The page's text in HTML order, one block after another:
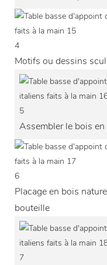
4
Motifs ou dessins
5
Assembler le bois
6
Placage en bois
bouteille
7